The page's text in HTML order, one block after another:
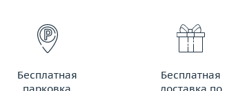
Бесплатная
Бесплатная